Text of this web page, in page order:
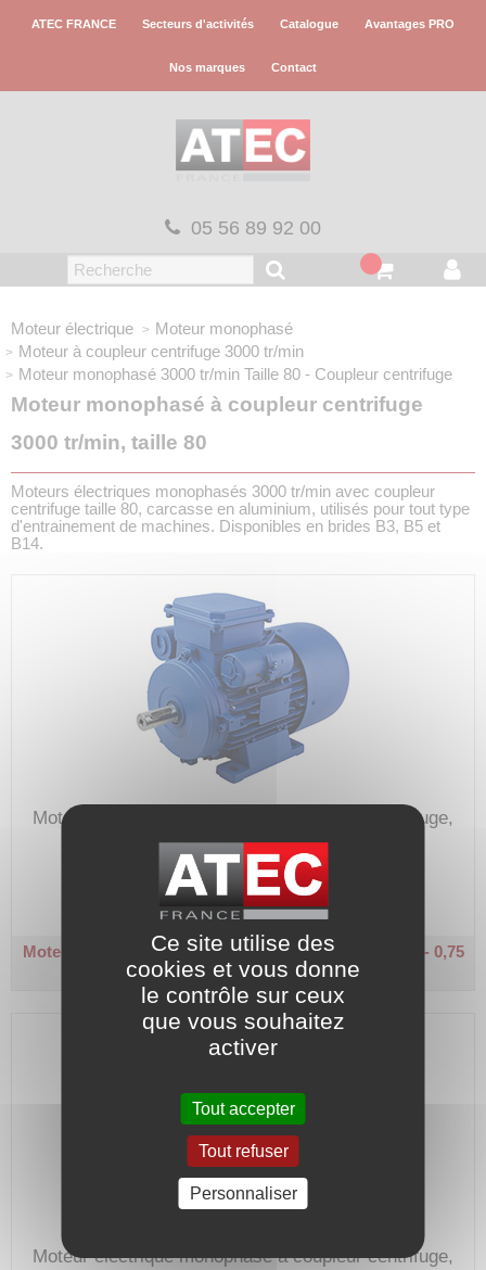
ATEC FRANCE Secteurs d'activités Catalogue Avantages PRO
Nos marques Contact
05 56 89 92 00
Moteur électrique
Moteur monophasé
Moteur à coupleur centrifuge 3000 tr/min
Moteur monophasé 3000 tr/min Taille 80 - Coupleur centrifuge
Moteur monophasé à coupleur centrifuge
3000 tr/min, taille 80
Moteurs électriques monophasés 3000 tr/min avec coupleur
centrifuge taille 80, carcasse en aluminium, utilisés pour tout type
d'entrainement de machines. Disponibles en brides B3, B5 et
B14.
Moteur électrique monophasé à coupleur centrifuge,
utilisé pour tout type d'entrainement.
Code article :107573
Prix : 0,00 €HT
Moteur monophasé - MDC - 3000 tr/minTaille 80 - B3 - 0,75
kW
Moteur électrique monophasé à coupleur centrifuge,
Ce site utilise des
cookies et vous donne
le contrôle sur ceux
que vous souhaitez
activer
Tout accepter
Tout refuser
Personnaliser